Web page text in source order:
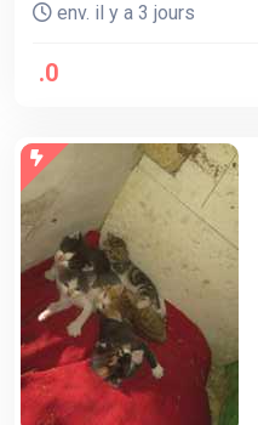
env. il y a 3 jours
.0